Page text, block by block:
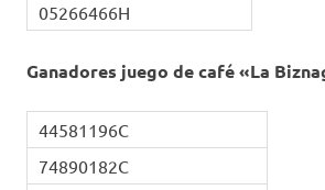
05266466H
Ganadores juego de café «La
44581196C
74890182C